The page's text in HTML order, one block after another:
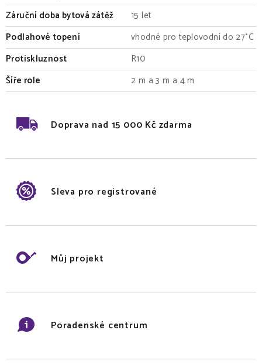
Záruční doba bytová zátěž
15 let
Podlahové topení
vhodné pro teplovodní do 27°C
Protiskluznost
R10
Šíře role
2 m a 3 m a 4 m
Doprava nad 15 000 Kč zdarma
Sleva pro registrované
Můj projekt
Poradenské centrum